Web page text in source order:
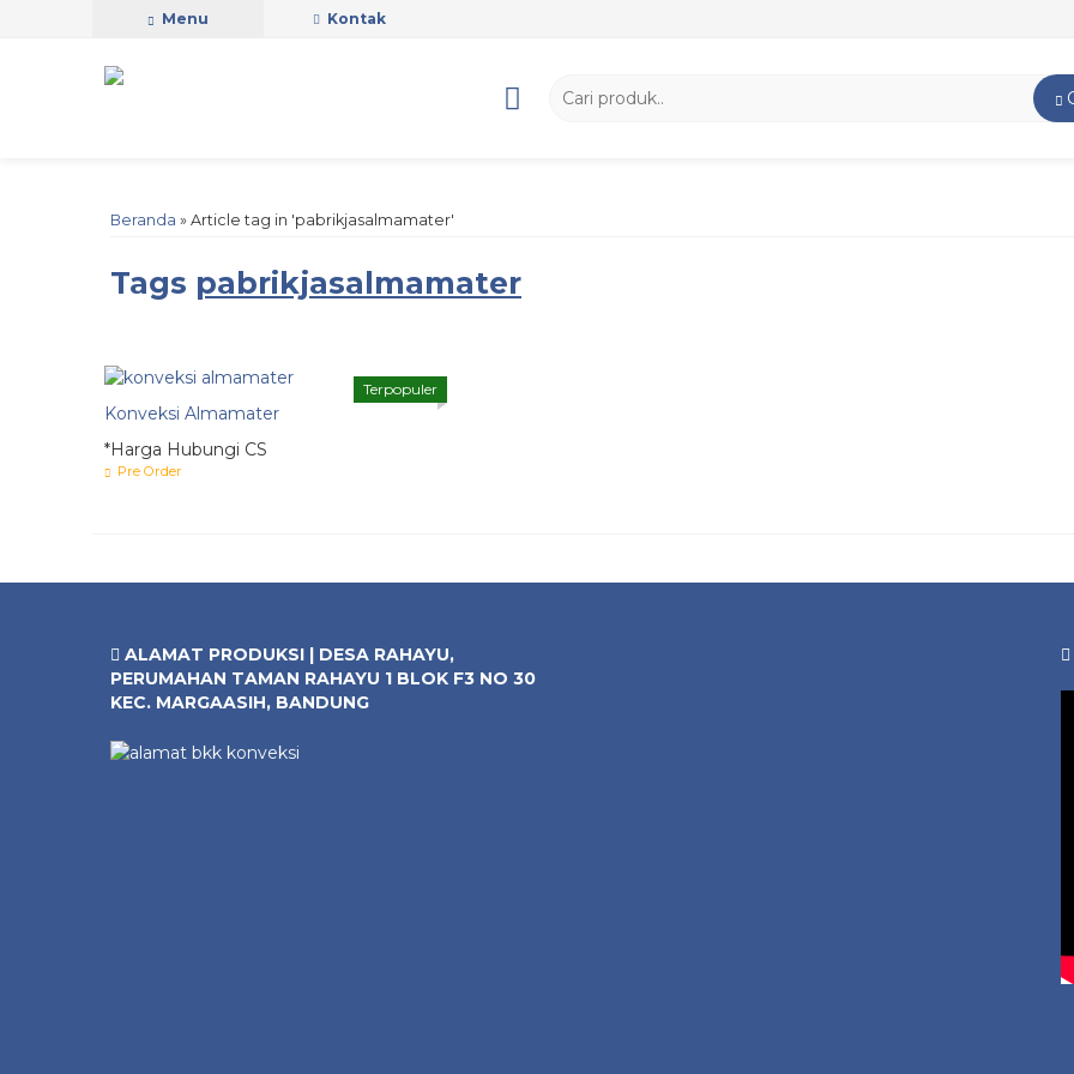
Menu Kontak
Beranda » Article tag in 'pabrikjasalmamater'
Tags pabrikjasalmamater
Terpopuler
Konveksi Almamater
*Harga Hubungi CS
Pre Order
ALAMAT PRODUKSI | DESA RAHAYU,
PERUMAHAN TAMAN RAHAYU 1 BLOK F3 NO 30
KEC. MARGAASIH, BANDUNG